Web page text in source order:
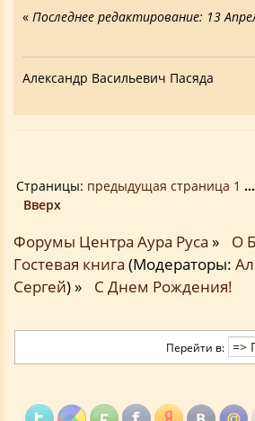
« Последнее редактирование: 13
Александр Васильевич Пасяда
Страницы: предыдущая страница 1 ...
Вверх
Форумы Центра Аура Руса » О
Гостевая книга (Модераторы:
Сергей) » С Днем Рождения!
Перейти в: